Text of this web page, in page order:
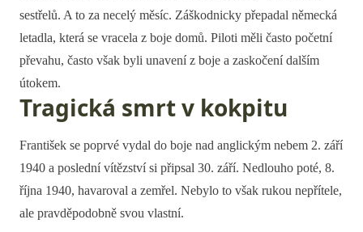
sestřelů. A to za necelý měsíc. Záškodnicky přepadal německá
letadla, která se vracela z boje domů. Piloti měli často početní
převahu, často však byli unavení z boje a zaskočení dalším
útokem.
Tragická smrt v kokpitu
František se poprvé vydal do boje nad anglickým nebem 2. září
1940 a poslední vítězství si připsal 30. září. Nedlouho poté, 8.
října 1940, havaroval a zemřel. Nebylo to však rukou nepřítele,
ale pravděpodobně svou vlastní.